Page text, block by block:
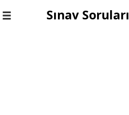
Toggle
Sınav Soruları